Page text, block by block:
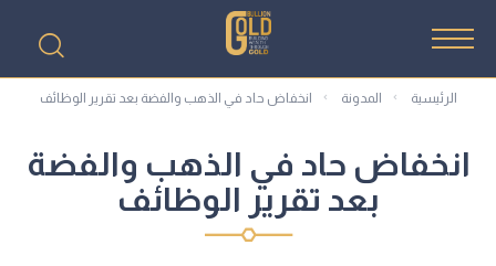
الرئيسية المدونة انخفاض حاد في الذهب والفضة بعد تقرير الوظائف
انخفاض حاد في الذهب والفضة
بعد تقرير الوظائف